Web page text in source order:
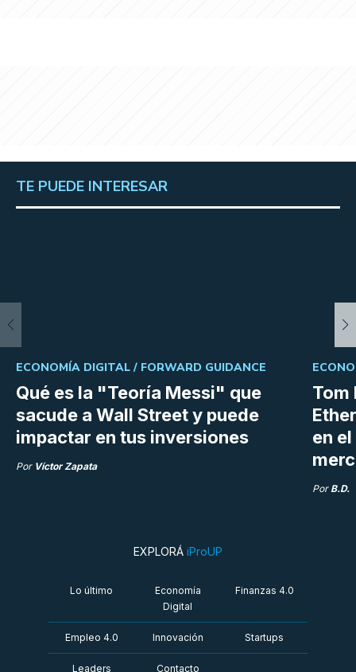
TE PUEDE INTERESAR
Qué es la "Teoría Messi" que
sacude a Wall Street y puede
impactar en tus inversiones
ECONOMÍA DIGITAL / FORWARD GUIDANCE
Por Víctor Zapata
Tom
en
Por B.D.
EXPLORÁ iProUP
Lo último
Economía
Digital
Finanzas 4.0
Empleo 4.0 Innovación Startups
Leaders Contacto